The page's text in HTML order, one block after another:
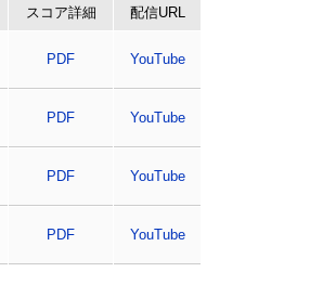
スコア詳細 配信URL
PDF YouTube
PDF YouTube
PDF YouTube
PDF YouTube